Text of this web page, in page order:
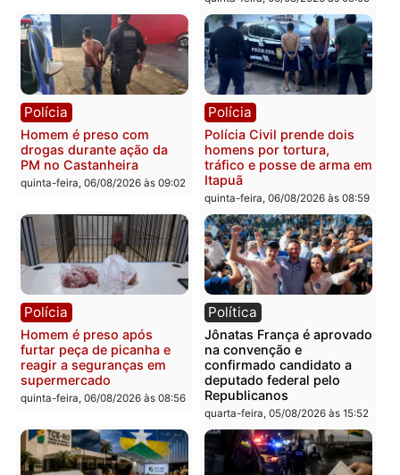
quinta-feira, 06/08/2026 às
Polícia
Policiais militares
recuperam moto furtada e
prendem trio na zona
quinta-feira, 06/08/2026 às 09:28
Polícia
Jovem é encontrado
na Rua dos Cravos e
é investigado pela
em RO
quinta-feira, 06/08/2026 às
Polícia
Homem é esfaqueado no
tórax durante briga com
Guimarães
quinta-feira, 06/08/2026 às 09:24
Polícia
Três suspeitos ligados a
facção criminosa são
presos por receptação e
adulteração de veículos
em Porto Velho
quinta-feira, 06/08/2026 às